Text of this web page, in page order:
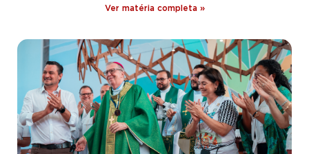
Ver matéria completa »